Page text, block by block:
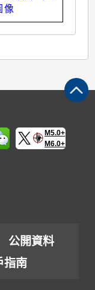
像
M5.0+
M6.0+
公開資料
指南